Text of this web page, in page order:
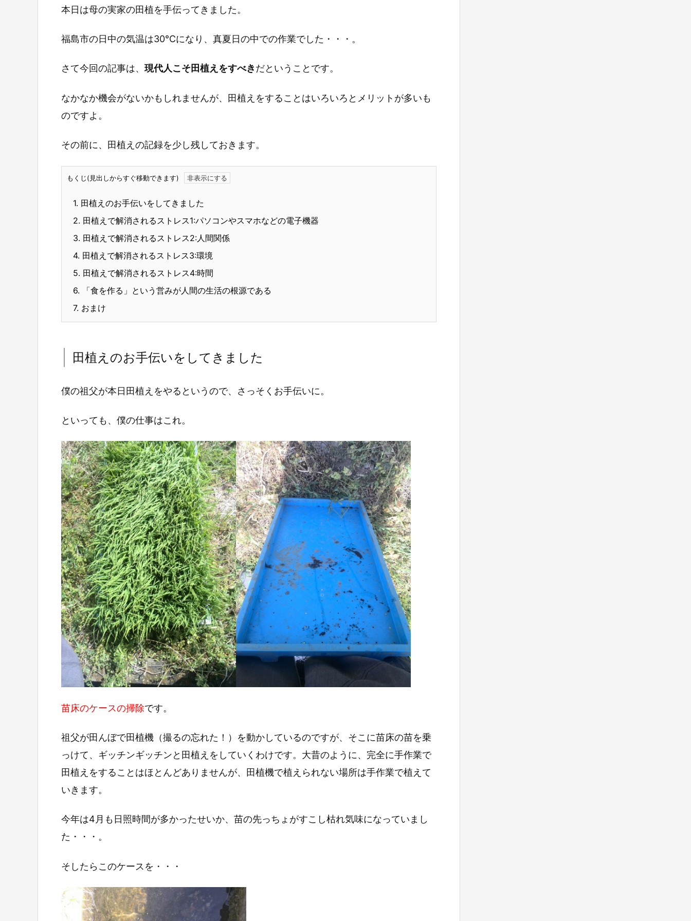
本日は母の実家の田植を手伝ってきました。
福島市の日中の気温は30℃になり、真夏日の中での作業でした・・・。
さて今回の記事は、 現代人こそ田植えをすべきだということです。
なかなか機会がないかもしれませんが、田植えをすることはいろいろとメリットが多いも
のですよ。
その前に、田植えの記録を少し残しておきます。
もくじ(見出しからすぐ移動できます)
1. 田植えのお手伝いをしてきました
2. 田植えで解消されるストレス1:パソコンやスマホなどの電子機器
3. 田植えで解消されるストレス2:人間関係
4. 田植えで解消されるストレス3:環境
5. 田植えで解消されるストレス4:時間
6. 「食を作る」という営みが人間の生活の根源である
7. おまけ
田植えのお手伝いをしてきました
僕の祖父が本日田植えをやるというので、さっそくお手伝いに。
といっても、僕の仕事はこれ。
苗床のケースの掃除です。
祖父が田んぼで田植機（撮るの忘れた！）を動かしているのですが、そこに苗床の苗を乗
っけて、ギッチンギッチンと田植えをしていくわけです。大昔のように、完全に手作業で
田植えをすることはほとんどありませんが、田植機で植えられない場所は手作業で植えて
いきます。
今年は4月も日照時間が多かったせいか、苗の先っちょがすこし枯れ気味になっていまし
た・・・。
そしたらこのケースを・・・